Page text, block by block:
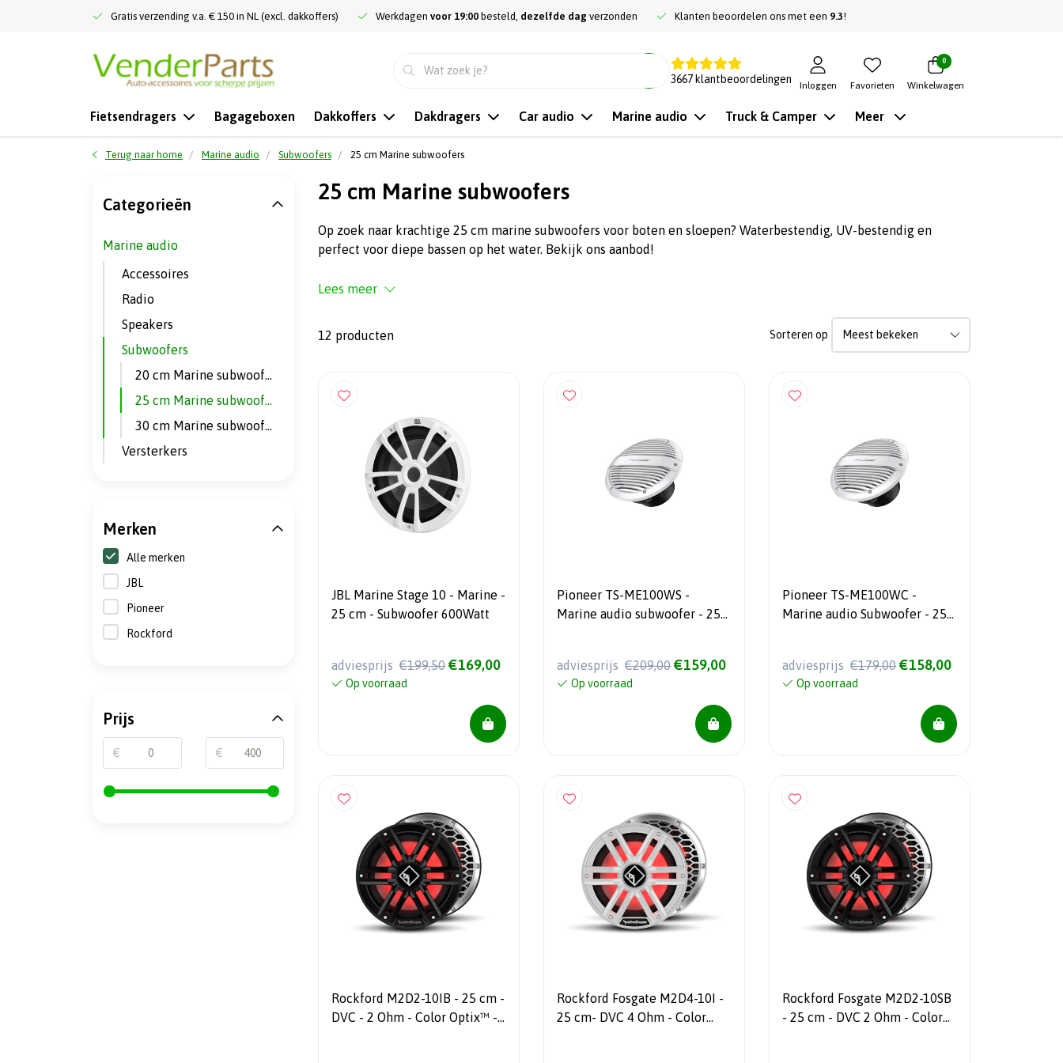
Gratis verzending v.a. € 150 in NL (excl. dakkoffers) Werkdagen voor 19:00 besteld, dezelfde dag verzonden Klanten beoordelen ons met een 9.3!
3667 klantbeoordelingen
Inloggen Favorieten
0
Winkelwagen
Fietsendragers Bagageboxen Dakkoffers Dakdragers Car audio Marine audio Truck & Camper Meer
Terug naar home Marine audio Subwoofers 25 cm Marine subwoofers
25 cm Marine subwoofers
Op zoek naar krachtige 25 cm marine subwoofers voor boten en sloepen? Waterbestendig, UV-bestendig en
perfect voor diepe bassen op het water. Bekijk ons aanbod!
Lees meer
12 producten Sorteren op
JBL Marine Stage 10 - Marine -
25 cm - Subwoofer 600Watt
adviesprijs €199,50 €169,00
Op voorraad
Pioneer TS-ME100WS -
Marine audio subwoofer - 25
adviesprijs €209,00 €159,00
Op voorraad
Pioneer TS-ME100WC -
Marine audio Subwoofer - 25
adviesprijs €179,00 €158,00
Op voorraad
Rockford M2D2-10IB - 25 cm -
DVC - 2 Ohm - Color Optix™ -
Rockford Fosgate M2D4-10I -
25 cm- DVC 4 Ohm - Color
Rockford Fosgate M2D2-10SB
- 25 cm - DVC 2 Ohm - Color
Categorieën
Marine audio
Accessoires
Radio
Speakers
Subwoofers
20 cm Marine subwoofers
25 cm Marine subwoofers
30 cm Marine subwoofers
Versterkers
Merken
Alle merken
JBL
Pioneer
Rockford
Prijs
€ €